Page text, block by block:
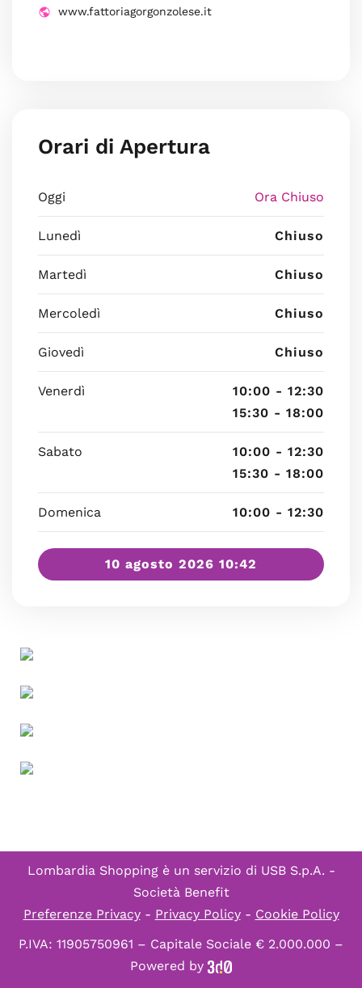
www.fattoriagorgonzolese.it
Orari di Apertura
Oggi Ora Chiuso
Lunedì Chiuso
Martedì Chiuso
Mercoledì Chiuso
Giovedì Chiuso
Venerdì
10:00 - 12:30
15:30 - 18:00
Sabato
10:00 - 12:30
15:30 - 18:00
Domenica 10:00 - 12:30
10 agosto 2026 10:42
Lombardia Shopping è un servizio di USB S.p.A. -
Società Benefit
Preferenze Privacy- Privacy Policy- Cookie Policy
P.IVA: 11905750961 – Capitale Sociale € 2.000.000 –
Powered by